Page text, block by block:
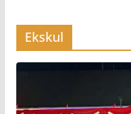
Ekskul